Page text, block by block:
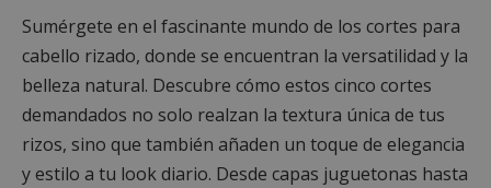
Sumérgete en el fascinante mundo de los cortes para
cabello rizado, donde se encuentran la versatilidad y la
belleza natural. Descubre cómo estos cinco cortes
demandados no solo realzan la textura única de tus
rizos, sino que también añaden un toque de elegancia
y estilo a tu look diario. Desde capas juguetonas hasta